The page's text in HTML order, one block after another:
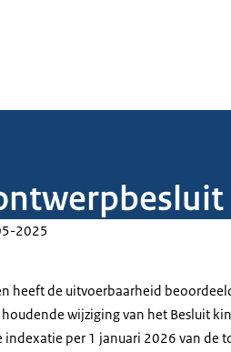
2025
heeft de uitvoerbaarheid
wijziging van het Besluit
indexatie per 1 januari 2026 van de